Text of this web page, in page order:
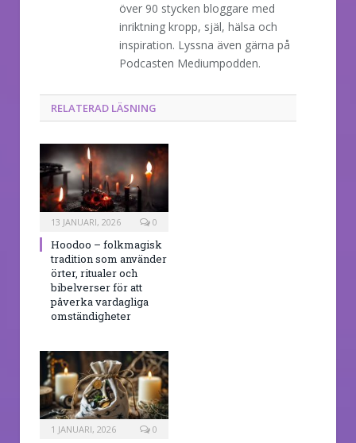
över 90 stycken bloggare med
inriktning kropp, själ, hälsa och
inspiration. Lyssna även gärna på
Podcasten Mediumpodden.
RELATERAD LÄSNING
13 JANUARI, 2026 0
Hoodoo – folkmagisk
tradition som använder
örter, ritualer och
bibelverser för att
påverka vardagliga
omständigheter
1 JANUARI, 2026 0